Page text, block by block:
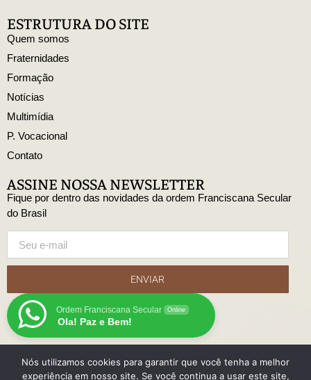
ESTRUTURA DO SITE
Quem somos
Fraternidades
Formação
Notícias
Multimídia
P. Vocacional
Contato
ASSINE NOSSA NEWSLETTER
Fique por dentro das novidades da ordem Franciscana Secular
do Brasil
ENVIAR
Ordem Franciscana Secular Online
Ola! Paz e Bem!
© Copyright Ordem Franciscana Secular do Brasil
Nós utilizamos cookies para garantir que você tenha a melhor
experiência em nosso site. Se você continua a usar este site,